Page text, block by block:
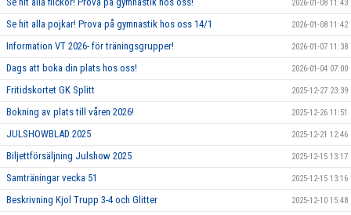
2026-01-08 11:43
Se hit alla pojkar! Prova på gymnastik hos oss 14/1 2026-01-08 11:42
Information VT 2026- för träningsgrupper! 2026-01-07 11:38
Dags att boka din plats hos oss! 2026-01-04 07:00
Fritidskortet GK Splitt 2025-12-27 23:39
Bokning av plats till våren 2026! 2025-12-26 11:51
JULSHOWBLAD 2025 2025-12-21 12:46
Biljettförsäljning Julshow 2025 2025-12-15 13:17
Samträningar vecka 51 2025-12-15 13:16
Beskrivning Kjol Trupp 3-4 och Glitter 2025-12-10 15:48